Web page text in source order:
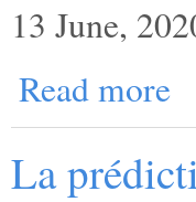
13 June,
Read more
La